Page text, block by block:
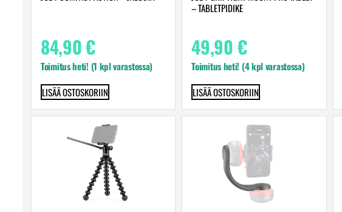
84,90€
Toimitus heti! (1 kpl varastossa)
LISÄÄ OSTOSKORIIN
– TABLETPIDIKE
49,90€
Toimitus heti! (4 kpl varastossa)
LISÄÄ OSTOSKORIIN